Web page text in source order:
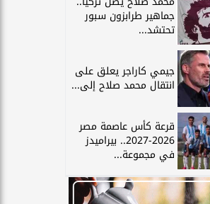
جماهير طرابزون سبور
تحتشد...
جيمي كاراجر يعلق على
انتقال محمد صلاح إلى...
قرعة كأس عاصمة مصر
2026-2027.. بيراميدز
في مجموعة...